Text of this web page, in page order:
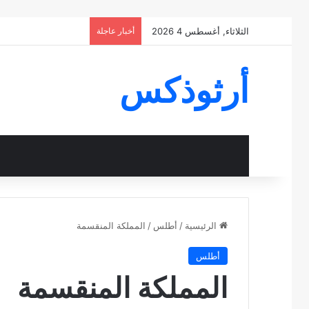
الثلاثاء, أغسطس 4 2026 أخبار عاجلة
أرثوذكس
الرئيسية / أطلس / المملكة المنقسمة
أطلس
المملكة المنقسمة